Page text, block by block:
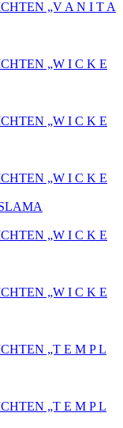
„V A N I T A
„W I C K E
„W I C K E
„W I C K E
„W I C K E
„W I C K E
„T E M P L
„T E M P L